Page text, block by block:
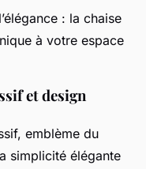
: la chaise
à votre espace
et design
emblème du
simplicité élégante